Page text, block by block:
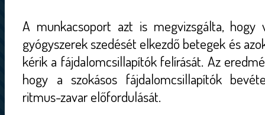
A munkacsoport azt is megvizsgálta,
gyógyszerek szedését elkezdő betegek és
kérik a fájdalomcsillapítók felírását. Az
hogy a szokásos fájdalomcsillapítók
ritmus-zavar előfordulását.